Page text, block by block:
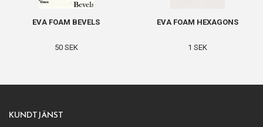
EVA FOAM BEVELS
50 SEK
EVA FOAM HEXAGONS
1 SEK
KUNDTJÄNST